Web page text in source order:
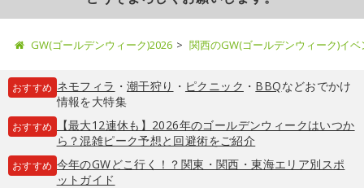
GW(ゴールデンウィーク)2026 関西のGW(ゴールデンウィーク)イ
おすすめ ネモフィラ ・ 潮干狩り ・ ピクニック ・ BBQなどおでかけ
情報を大特集
おすすめ
【最大12連休も】2026年のゴールデンウィークはいつか
ら？混雑ピーク予想と回避術をご紹介
おすすめ 今年のGWどこ行く！？関東・関西・東海エリア別スポ
ットガイド